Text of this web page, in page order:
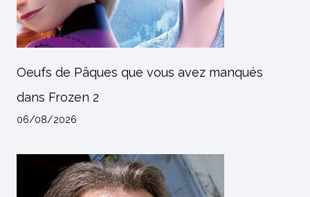
Oeufs de Pâques que vous avez manqués
dans Frozen 2
06/08/2026